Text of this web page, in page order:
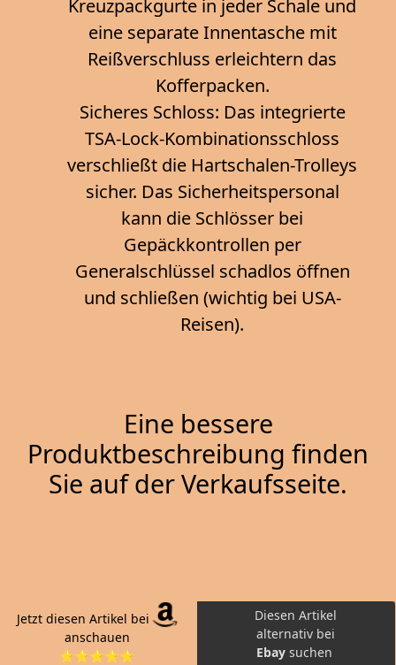
Kreuzpackgurte in jeder Schale und
eine separate Innentasche mit
Reißverschluss erleichtern das
Kofferpacken.
Sicheres Schloss: Das integrierte
TSA-Lock-Kombinationsschloss
verschließt die Hartschalen-Trolleys
sicher. Das Sicherheitspersonal
kann die Schlösser bei
Gepäckkontrollen per
Generalschlüssel schadlos öffnen
und schließen (wichtig bei USA-
Reisen).
Eine bessere
Produktbeschreibung finden
Sie auf der Verkaufsseite.
Jetzt diesen Artikel bei
anschauen
⭐⭐⭐⭐⭐
Diesen Artikel
alternativ bei
Ebay suchen